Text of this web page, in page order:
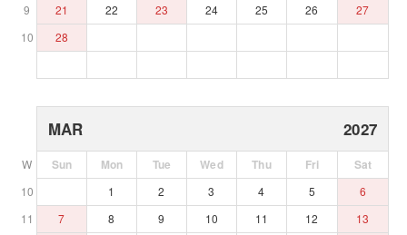
9
21 22 23 24 25 26
27
10
28
MAR 2027
W Sun Mon Tue Wed Thu Fri Sat
10 1 2 3 4 5
6
11
7 8 9 10 11 12
13